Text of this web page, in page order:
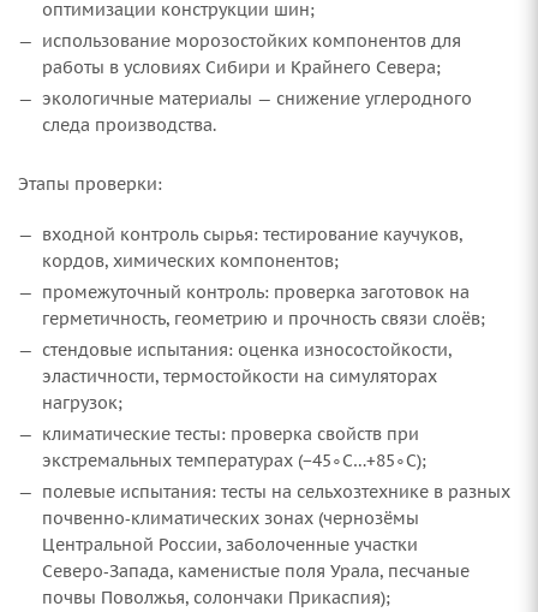
оптимизации конструкции шин;
использование морозостойких компонентов для
работы в условиях Сибири и Крайнего Севера;
экологичные материалы — снижение углеродного
следа производства.
Этапы проверки:
входной контроль сырья: тестирование каучуков,
кордов, химических компонентов;
промежуточный контроль: проверка заготовок на
герметичность, геометрию и прочность связи слоёв;
стендовые испытания: оценка износостойкости,
эластичности, термостойкости на симуляторах
нагрузок;
климатические тесты: проверка свойств при
экстремальных температурах (−45∘C…+85∘C);
полевые испытания: тесты на сельхозтехнике в разных
почвенно‑климатических зонах (чернозёмы
Центральной России, заболоченные участки
Северо‑Запада, каменистые поля Урала, песчаные
почвы Поволжья, солончаки Прикаспия);